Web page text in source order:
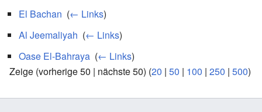
El Bachan (← Links)
Al Jeemaliyah (← Links)
Oase El-Bahraya (← Links)
Zeige (vorherige 50 | nächste 50) (20 | 50 | 100 | 250 | 500)